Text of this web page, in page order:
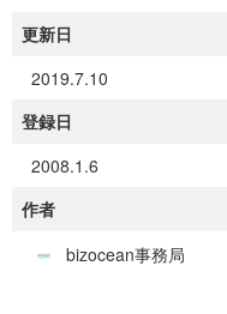
更新日
2019.7.10
登録日
2008.1.6
作者
bizocean事務局